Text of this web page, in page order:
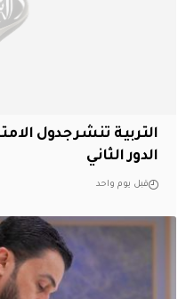
التربية تنشر جدول
الدور الثاني
قبل يوم واحد